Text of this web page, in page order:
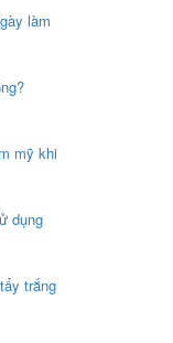
làm
mỹ khi
dụng
trắng